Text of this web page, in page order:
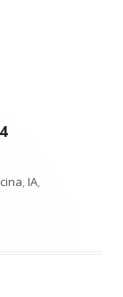
Tag
cina,IA,